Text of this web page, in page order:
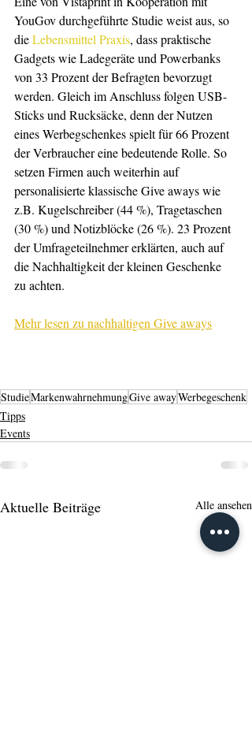
YouGov durchgeführte Studie weist aus, so
die Lebensmittel Praxis, dass praktische
Gadgets wie Ladegeräte und Powerbanks
von 33 Prozent der Befragten bevorzugt
werden. Gleich im Anschluss folgen USB-
Sticks und Rucksäcke, denn der Nutzen
eines Werbegschenkes spielt für 66 Prozent
der Verbraucher eine bedeutende Rolle. So
setzen Firmen auch weiterhin auf
personalisierte klassische Give aways wie
z.B. Kugelschreiber (44 %), Tragetaschen
(30 %) und Notizblöcke (26 %). 23 Prozent
der Umfrageteilnehmer erklärten, auch auf
die Nachhaltigkeit der kleinen Geschenke
zu achten.
Mehr lesen zu nachhaltigen Give aways
StudieMarkenwahrnehmungGive awayWerbegeschenk
Tipps
Events
Aktuelle Beiträge Alle ansehen